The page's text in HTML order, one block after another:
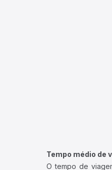
Tempo médio de
O tempo de